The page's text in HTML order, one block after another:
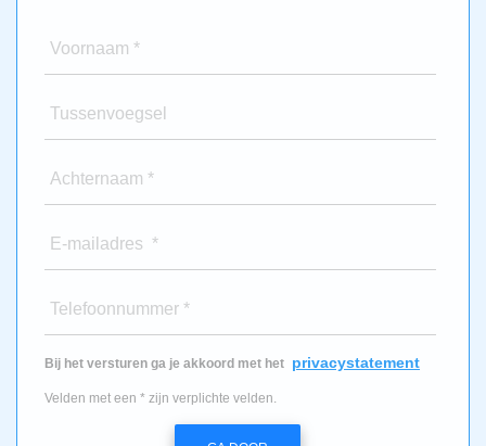
Voornaam *
Tussenvoegsel
Achternaam *
E-mailadres *
Telefoonnummer *
Bij het versturen ga je akkoord met het privacystatement
Velden met een * zijn verplichte velden.